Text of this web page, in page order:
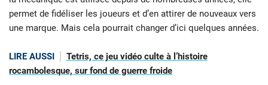
permet de fidéliser les joueurs et d’en attirer de nouveaux vers
une marque. Mais cela pourrait changer d’ici quelques années.
LIRE AUSSI
Tetris, ce jeu vidéo culte à l’histoire
rocambolesque, sur fond de guerre froide